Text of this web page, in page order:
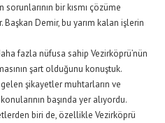
bir kısmı çözüme
Başkan Demir, bu yarım kalan işlerin
fazla nüfusa sahip Vezirköprü’nün
şart olduğunu konuştuk.
şikayetler muhtarların ve
başında yer alıyordu.
biri de, özellikle Vezirköprü